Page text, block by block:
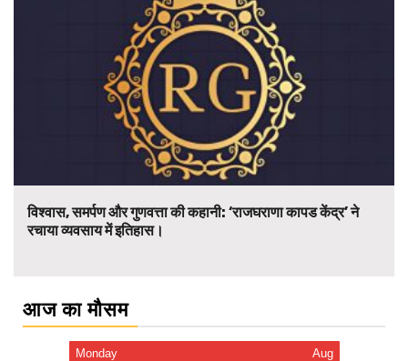
विश्वास, समर्पण और गुणवत्ता की कहानी: ‘राजघराणा कापड केंद्र’ ने
रचाया व्यवसाय में इतिहास।
आज का मौसम
Monday Aug